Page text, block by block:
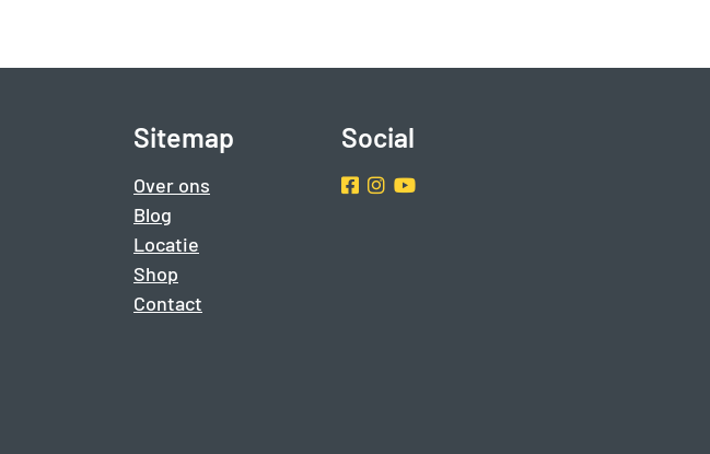
Sitemap
Over ons
Blog
Locatie
Shop
Contact
Social
Facebook
Instragram
Youtube